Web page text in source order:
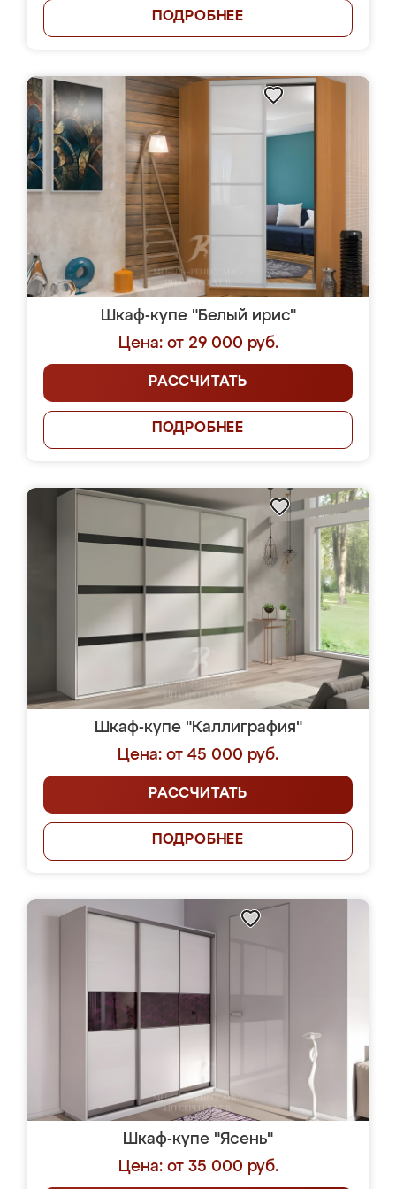
ПОДРОБНЕЕ
Шкаф-купе "Белый ирис"
Цена: от 29 000 руб.
РАССЧИТАТЬ
ПОДРОБНЕЕ
Шкаф-купе "Каллиграфия"
Цена: от 45 000 руб.
РАССЧИТАТЬ
ПОДРОБНЕЕ
Шкаф-купе "Ясень"
Цена: от 35 000 руб.